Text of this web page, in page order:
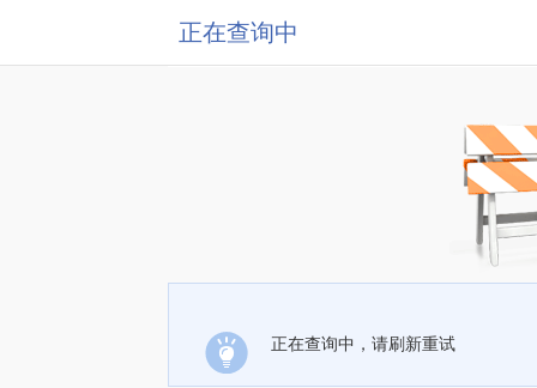
正在查询中
正在查询中，请刷新重试